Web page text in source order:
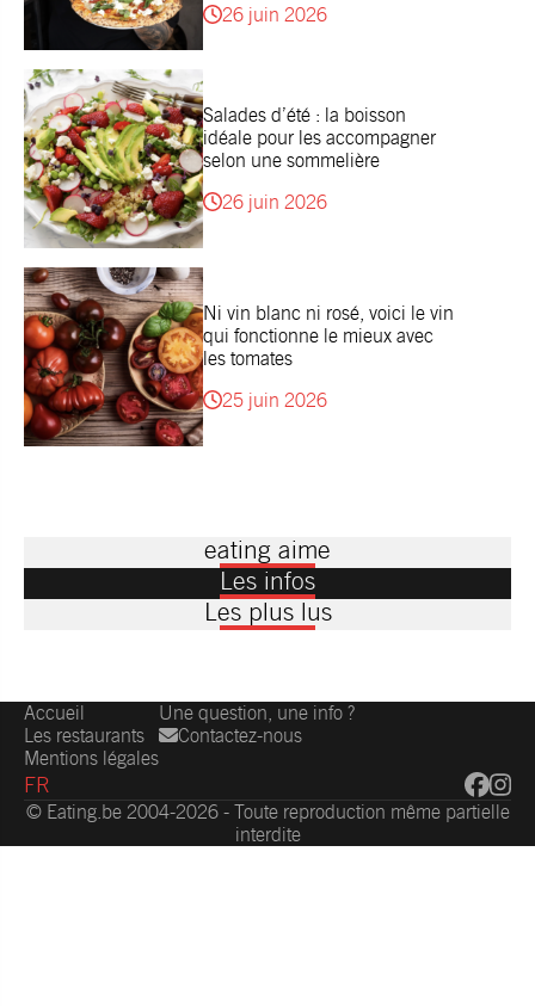
26 juin 2026
Salades d’été : la boisson
idéale pour les accompagner
selon une sommelière
26 juin 2026
Ni vin blanc ni rosé, voici le vin
qui fonctionne le mieux avec
les tomates
25 juin 2026
eating aime
Les infos
Les plus lus
Accueil
Les restaurants
Mentions légales
Une question, une info ?
Contactez-nous
FR
© Eating.be 2004-2026 - Toute reproduction même partielle
interdite